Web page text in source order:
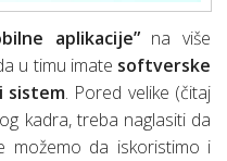
aplikacije”na više
u timu imate softverske
sistem. Pored velike (čitaj
kadra, treba naglasiti da
možemo da iskoristimo i